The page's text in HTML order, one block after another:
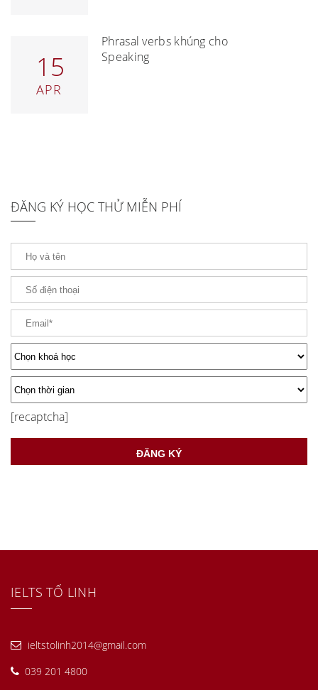
15
APR
Phrasal verbs khủng cho
Speaking
ĐĂNG KÝ HỌC THỬ MIỄN PHÍ
[recaptcha]
IELTS TỐ LINH
ieltstolinh2014@gmail.com
039 201 4800